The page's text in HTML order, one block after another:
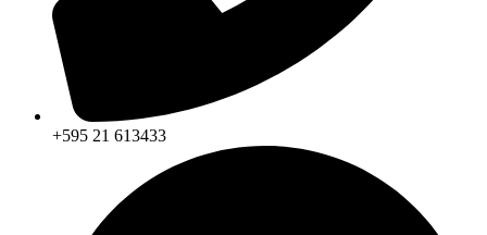
+595 21 613433